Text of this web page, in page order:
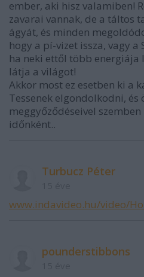
ember, aki hisz valamiben!
zavarai vannak, de a táltos
ágyát, és minden
hogy a pí-vizet issza, vagy
ha neki ettől több energiája
látja a világot!
Akkor most ez esetben ki a
Tessenek elgondolkodni, és
meggyőződéseivel
időnként..
Turbucz Péter
www.indavideo.hu/video/
pounderstibbons